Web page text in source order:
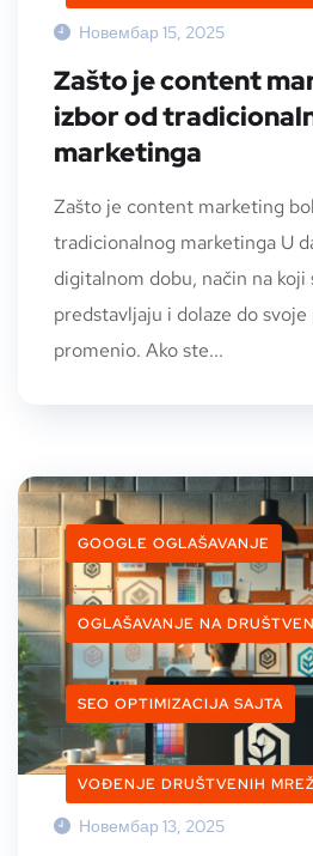
Новембар 15, 2025
Zašto je content
izbor od
marketinga
Zašto je content marketing
tradicionalnog marketinga U
digitalnom dobu, način na koji
predstavljaju i dolaze do
promenio. Ako ste...
GOOGLE OGLAŠAVANJE
OGLAŠAVANJE NA
SEO OPTIMIZACIJA SAJTA
VOĐENJE DRUŠTVENIH
Новембар 13, 2025